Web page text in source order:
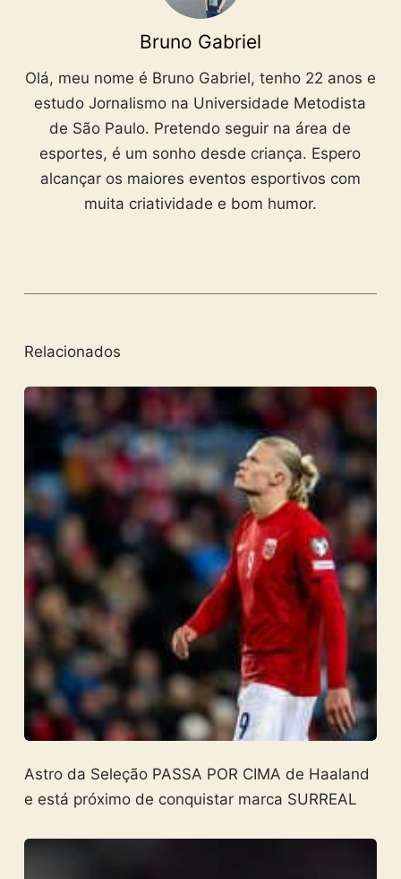
Bruno Gabriel
Olá, meu nome é Bruno Gabriel, tenho 22 anos e
estudo Jornalismo na Universidade Metodista
de São Paulo. Pretendo seguir na área de
esportes, é um sonho desde criança. Espero
alcançar os maiores eventos esportivos com
muita criatividade e bom humor.
Relacionados
Astro da Seleção PASSA POR CIMA de Haaland
e está próximo de conquistar marca SURREAL